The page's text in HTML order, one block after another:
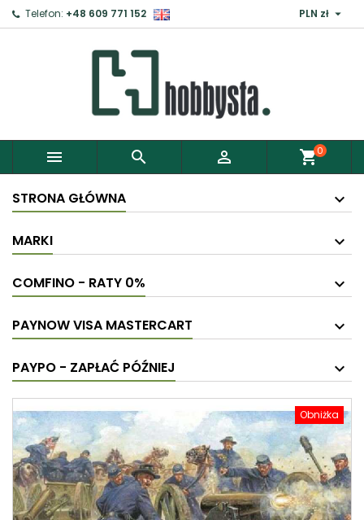
Telefon: +48 609 771 152 PLN zł 
   shopping_cart0
STRONA GŁÓWNA
MARKI
COMFINO - RATY 0%
PAYNOW VISA MASTERCART
PAYPO - ZAPŁAĆ PÓŹNIEJ
Obniżka